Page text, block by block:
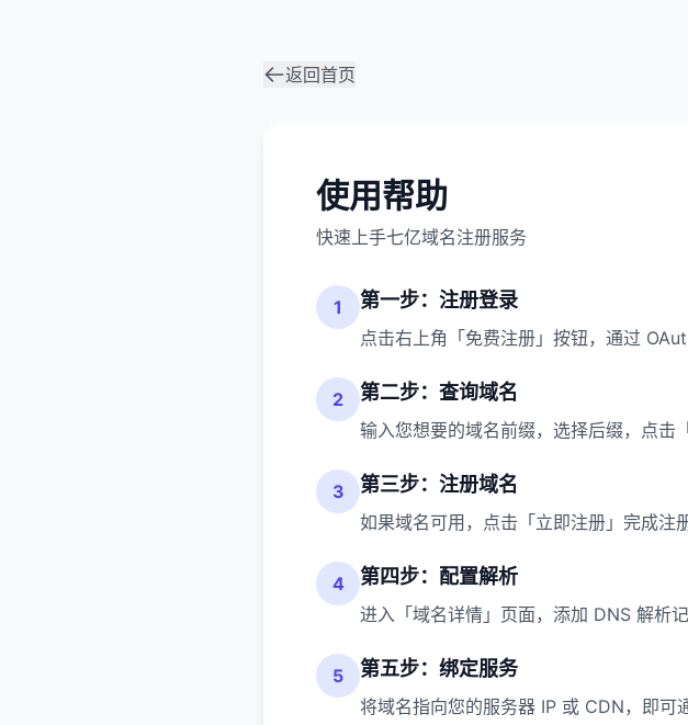
返回首页
使用帮助
快速上手七亿域名注册服务
1 第一步：注册登录
点击右上角「免费注册」按钮，通过
2 第二步：查询域名
输入您想要的域名前缀，选择后缀，点击
3 第三步：注册域名
如果域名可用，点击「立即注册」完成注
4 第四步：配置解析
进入「域名详情」页面，添加 DNS 解析
5 第五步：绑定服务
将域名指向您的服务器 IP 或 CDN，即可